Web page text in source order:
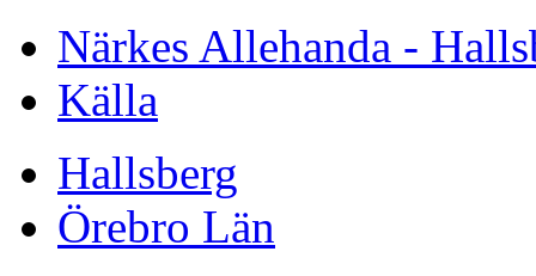
Närkes Allehanda -
Källa
Hallsberg
Örebro Län